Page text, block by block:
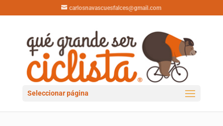
carlosnavascuesfalces@gmail.com
Seleccionar página